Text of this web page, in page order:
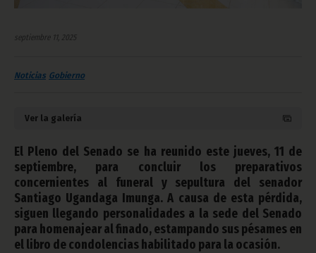
septiembre 11, 2025
Noticias Gobierno
Ver la galería
El Pleno del Senado se ha reunido este jueves, 11 de
septiembre, para concluir los preparativos
concernientes al funeral y sepultura del senador
Santiago Ugandaga Imunga. A causa de esta pérdida,
siguen llegando personalidades a la sede del Senado
para homenajear al finado, estampando sus pésames en
el libro de condolencias habilitado para la ocasión.